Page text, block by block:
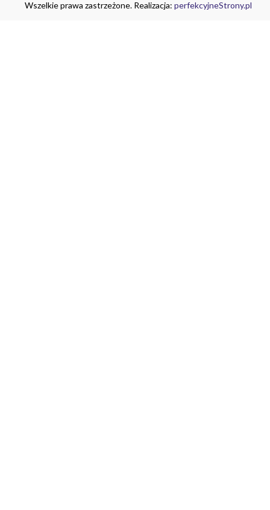
Wszelkie prawa zastrzeżone. Realizacja: perfekcyjneStrony.pl